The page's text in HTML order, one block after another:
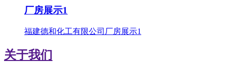
厂房展示1
福建德和化工有限公司厂房展示1
关于我们